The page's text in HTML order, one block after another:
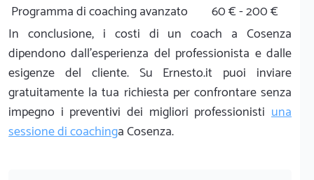
Programma di coaching avanzato
60 € - 200 €
In conclusione, i costi di un coach a Cosenza
dipendono dall'esperienza del professionista e dalle
esigenze del cliente. Su Ernesto.it puoi inviare
gratuitamente la tua richiesta per confrontare senza
impegno i preventivi dei migliori professionisti una
sessione di coachinga Cosenza.